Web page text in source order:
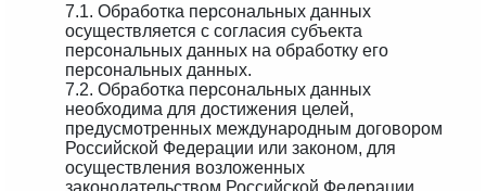
7.1. Обработка персональных данных
осуществляется с согласия субъекта
персональных данных на обработку его
персональных данных.
7.2. Обработка персональных данных
необходима для достижения целей,
предусмотренных международным договором
Российской Федерации или законом, для
осуществления возложенных
законодательством Российской Федерации